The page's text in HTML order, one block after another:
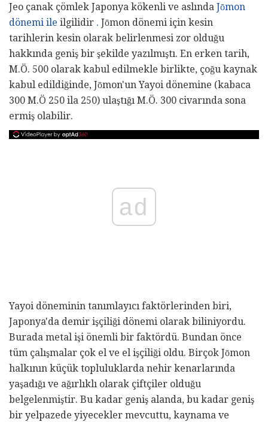
Jeo çanak çömlek Japonya kökenli ve aslında Jōmon
dönemi ile ilgilidir . Jōmon dönemi için kesin
tarihlerin kesin olarak belirlenmesi zor olduğu
hakkında geniş bir şekilde yazılmıştı. En erken tarih,
M.Ö. 500 olarak kabul edilmekle birlikte, çoğu kaynak
kabul edildiğinde, Jōmon'un Yayoi dönemine (kabaca
300 M.Ö 250 ila 250) ulaştığı M.Ö. 300 civarında sona
ermiş olabilir.
ad
Yayoi döneminin tanımlayıcı faktörlerinden biri,
Japonya'da demir işçiliği dönemi olarak biliniyordu.
Burada metal işi önemli bir faktördü. Bundan önce
tüm çalışmalar çok el ve el işçiliği oldu. Birçok Jōmon
halkının küçük topluluklarda nehir kenarlarında
yaşadığı ve ağırlıklı olarak çiftçiler olduğu
belgelenmiştir. Bu kadar geniş alanda, bu kadar geniş
bir yelpazede yiyecekler mevcuttu, kaynama ve